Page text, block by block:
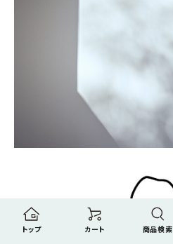
トップ カート 商品検索